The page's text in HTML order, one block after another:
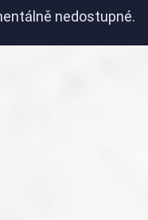
nedostupné.